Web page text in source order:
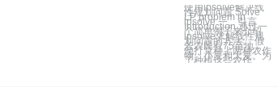
使用lpsolve解决线
性规划问题 Solve
LP problem in
lpsolve 一、引言
Introduction 通过一
个简单例子来介绍
lpsolve求解线性规
划问题的方法。 假
若农民有75亩地，
他打算种上两种农作
物：小麦和大麦。为
了种植这些农作